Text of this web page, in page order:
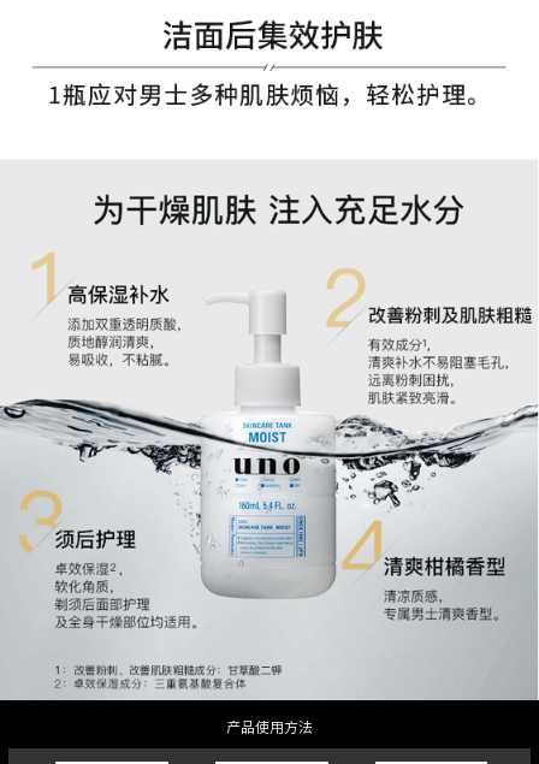
产品使用方法